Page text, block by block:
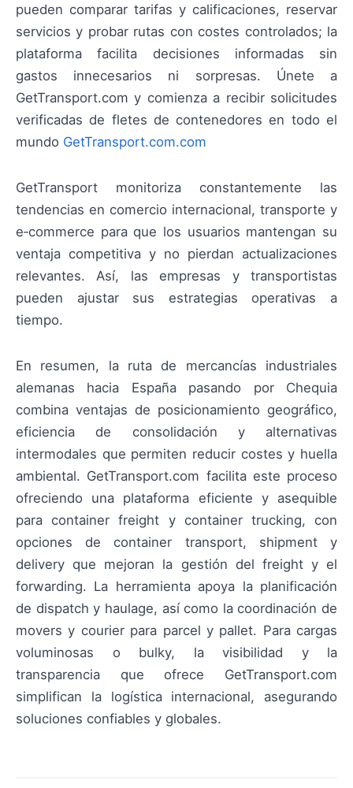
pueden comparar tarifas y calificaciones, reservar
servicios y probar rutas con costes controlados; la
plataforma facilita decisiones informadas sin
gastos innecesarios ni sorpresas. Únete a
GetTransport.com y comienza a recibir solicitudes
verificadas de fletes de contenedores en todo el
mundo GetTransport.com.com
GetTransport monitoriza constantemente las
tendencias en comercio internacional, transporte y
e‑commerce para que los usuarios mantengan su
ventaja competitiva y no pierdan actualizaciones
relevantes. Así, las empresas y transportistas
pueden ajustar sus estrategias operativas a
tiempo.
En resumen, la ruta de mercancías industriales
alemanas hacia España pasando por Chequia
combina ventajas de posicionamiento geográfico,
eficiencia de consolidación y alternativas
intermodales que permiten reducir costes y huella
ambiental. GetTransport.com facilita este proceso
ofreciendo una plataforma eficiente y asequible
para container freight y container trucking, con
opciones de container transport, shipment y
delivery que mejoran la gestión del freight y el
forwarding. La herramienta apoya la planificación
de dispatch y haulage, así como la coordinación de
movers y courier para parcel y pallet. Para cargas
voluminosas o bulky, la visibilidad y la
transparencia que ofrece GetTransport.com
simplifican la logística internacional, asegurando
soluciones confiables y globales.